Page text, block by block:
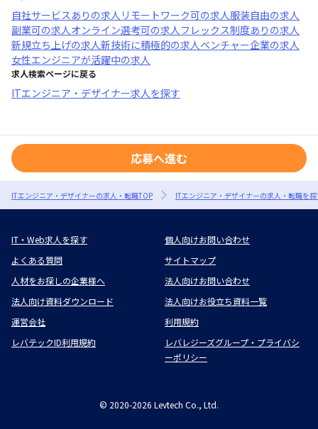
自社サービスあり の求人 リモートワーク可の求人服装自由の求人
副業可の求人オンライン選考可の求人フレックス制度あり の求人
新規立ち上げの求人新技術に積極的の求人ベンチャー企業の求人
女性エンジニアが活躍中の求人
求人検索ページに戻る
ITエンジニア・デザイナー求人を探す
応募へ進む
ITエンジニア・デザイナーの求人・転職TOP ITエンジニア・デザイナーの求人・転職を
IT・Web求人を探す
個人向けお問い合わせ
よくある質問
サイトマップ
人材をお探しの企業様へ
法人向けお問い合わせ
法人向け資料ダウンロード
法人向けお役立ち資料一覧
運営会社
利用規約
レバテックID利用規約
レバレジーズグループ・プライバシ
ーポリシー
© 2020-2026 Levtech Co., Ltd.